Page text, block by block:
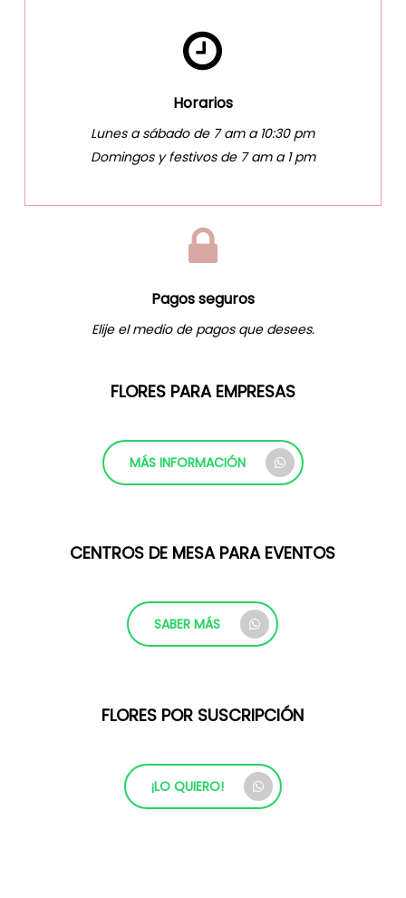
Horarios
Lunes a sábado de 7 am a 10:30 pm
Domingos y festivos de 7 am a 1 pm
Pagos seguros
Elije el medio de pagos que desees.
FLORES PARA EMPRESAS
MÁS INFORMACIÓN
CENTROS DE MESA PARA EVENTOS
SABER MÁS
FLORES POR SUSCRIPCIÓN
¡LO QUIERO!